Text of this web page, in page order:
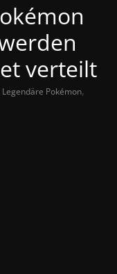
verteilt
Legendäre Pokémon,